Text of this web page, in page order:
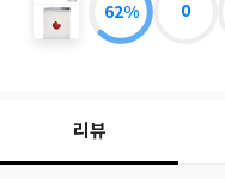
29.9
세
62% 0
리뷰